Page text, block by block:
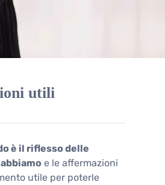
utili
è il riflesso delle
e le affermazioni
utile per poterle